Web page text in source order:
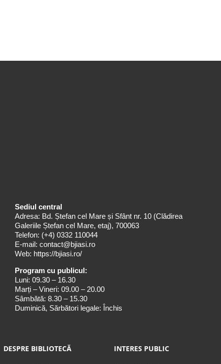
Sediul central
Adresa: Bd. Ștefan cel Mare și Sfânt nr. 10 (Clădirea
Galeriile Ștefan cel Mare, etaj), 700063
Telefon: (+4) 0332 110044
E-mail: contact@bjiasi.ro
Web: https://bjiasi.ro/
Program cu publicul:
Luni: 09.30 – 16.30
Marți – Vineri: 09.00 – 20.00
Sâmbătă: 8.30 – 15.30
Duminică, Sărbători legale: Închis
DESPRE BIBLIOTECĂ INTERES PUBLIC